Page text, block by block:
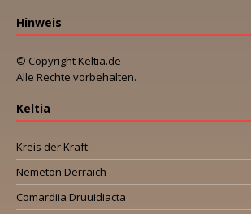
Hinweis
© Copyright Keltia.de
Alle Rechte vorbehalten.
Keltia
Kreis der Kraft
Nemeton Derraich
Comardiia Druuidiacta